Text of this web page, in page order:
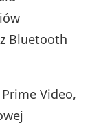
Bluetooth
Video,